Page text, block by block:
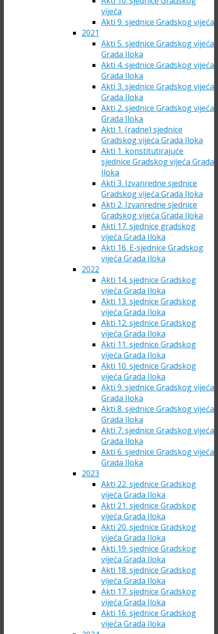
vijeća
Akti 9. sjednice Gradskog vijeća
2021
Akti 5. sjednice Gradskog vijeća
Grada Iloka
Akti 4. sjednice Gradskog vijeća
Grada Iloka
Akti 3. sjednice Gradskog vijeća
Grada Iloka
Akti 2. sjednice Gradskog vijeća
Grada Iloka
Akti 1. (radne) sjednice
Gradskog vijeća Grada Iloka
Akti 1. konstitutirajuće
sjednice Gradskog vijeća Grada
Iloka
Akti 3. Izvanredne sjednice
Gradskog vijeća Grada Iloka
Akti 2. Izvanredne sjednice
Gradskog vijeća Grada Iloka
Akti 17. sjednice gradskog
vijeća Grada Iloka
Akti 16. E-sjednice Gradskog
vijeća Grada Iloka
2022
Akti 14. sjednice Gradskog
vijeća Grada Iloka
Akti 13. sjednice Gradskog
vijeća Grada Iloka
Akti 12. sjednice Gradskog
vijeća Grada Iloka
Akti 11. sjednice Gradskog
vijeća Grada Iloka
Akti 10. sjednice Gradskog
vijeća Grada Iloka
Akti 9. sjednice Gradskog vijeća
Grada Iloka
Akti 8. sjednice Gradskog vijeća
Grada Iloka
Akti 7. sjednice Gradskog vijeća
Grada Iloka
Akti 6. sjednice Gradskog vijeća
Grada Iloka
2023
Akti 22. sjednice Gradskog
vijeća Grada Iloka
Akti 21. sjednice Gradskog
vijeća Grada Iloka
Akti 20. sjednice Gradskog
vijeća Grada Iloka
Akti 19. sjednice Gradskog
vijeća Grada Iloka
Akti 18. sjednice Gradskog
vijeća Grada Iloka
Akti 17. sjednice Gradskog
vijeća Grada Iloka
Akti 16. sjednice Gradskog
vijeća Grada Iloka